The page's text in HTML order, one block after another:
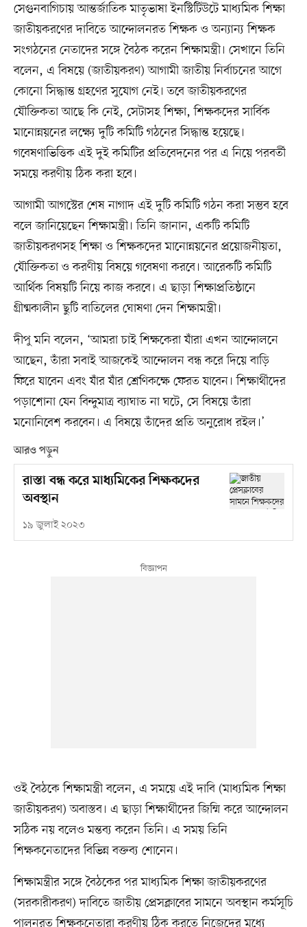
সেগুনবাগিচায় আন্তর্জাতিক মাতৃভাষা ইনস্টিটিউটে মাধ্যমিক শিক্ষা
জাতীয়করণের দাবিতে আন্দোলনরত শিক্ষক ও অন্যান্য শিক্ষক
সংগঠনের নেতাদের সঙ্গে বৈঠক করেন শিক্ষামন্ত্রী। সেখানে তিনি
বলেন, এ বিষয়ে (জাতীয়করণ) আগামী জাতীয় নির্বাচনের আগে
কোনো সিদ্ধান্ত গ্রহণের সুযোগ নেই। তবে জাতীয়করণের
যৌক্তিকতা আছে কি নেই, সেটাসহ শিক্ষা, শিক্ষকদের সার্বিক
মানোন্নয়নের লক্ষ্যে দুটি কমিটি গঠনের সিদ্ধান্ত হয়েছে।
গবেষণাভিত্তিক এই দুই কমিটির প্রতিবেদনের পর এ নিয়ে পরবর্তী
সময়ে করণীয় ঠিক করা হবে।
আগামী আগস্টের শেষ নাগাদ এই দুটি কমিটি গঠন করা সম্ভব হবে
বলে জানিয়েছেন শিক্ষামন্ত্রী। তিনি জানান, একটি কমিটি
জাতীয়করণসহ শিক্ষা ও শিক্ষকদের মানোন্নয়নের প্রয়োজনীয়তা,
যৌক্তিকতা ও করণীয় বিষয়ে গবেষণা করবে। আরেকটি কমিটি
আর্থিক বিষয়টি নিয়ে কাজ করবে। এ ছাড়া শিক্ষাপ্রতিষ্ঠানে
গ্রীষ্মকালীন ছুটি বাতিলের ঘোষণা দেন শিক্ষামন্ত্রী।
দীপু মনি বলেন, ‘আমরা চাই শিক্ষকেরা যাঁরা এখন আন্দোলনে
আছেন, তাঁরা সবাই আজকেই আন্দোলন বন্ধ করে দিয়ে বাড়ি
ফিরে যাবেন এবং যাঁর যাঁর শ্রেণিকক্ষে ফেরত যাবেন। শিক্ষার্থীদের
পড়াশোনা যেন বিন্দুমাত্র ব্যাঘাত না ঘটে, সে বিষয়ে তাঁরা
মনোনিবেশ করবেন। এ বিষয়ে তাঁদের প্রতি অনুরোধ রইল।’
আরও পড়ুন
রাস্তা বন্ধ করে মাধ্যমিকের শিক্ষকদের
অবস্থান
১৯ জুলাই ২০২৩
ওই বৈঠকে শিক্ষামন্ত্রী বলেন, এ সময়ে এই দাবি (মাধ্যমিক শিক্ষা
জাতীয়করণ) অবাস্তব। এ ছাড়া শিক্ষার্থীদের জিম্মি করে আন্দোলন
সঠিক নয় বলেও মন্তব্য করেন তিনি। এ সময় তিনি
শিক্ষকনেতাদের বিভিন্ন বক্তব্য শোনেন।
শিক্ষামন্ত্রীর সঙ্গে বৈঠকের পর মাধ্যমিক শিক্ষা জাতীয়করণের
(সরকারীকরণ) দাবিতে জাতীয় প্রেসক্লাবের সামনে অবস্থান কর্মসূচি
পালনরত শিক্ষকনেতারা করণীয় ঠিক করতে নিজেদের মধ্যে